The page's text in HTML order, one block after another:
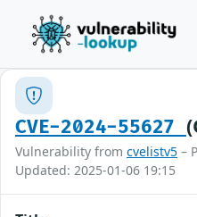
CVE-2024-55627
Vulnerability from cvelistv5 –
Updated: 2025-01-06 19:15